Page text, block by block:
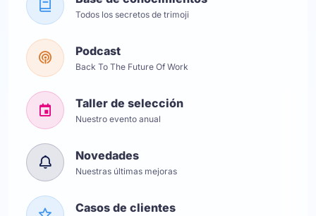
Todos los secretos de trimoji
Podcast
Back To The Future Of Work
Taller de selección
Nuestro evento anual
Novedades
Nuestras últimas mejoras
Casos de clientes